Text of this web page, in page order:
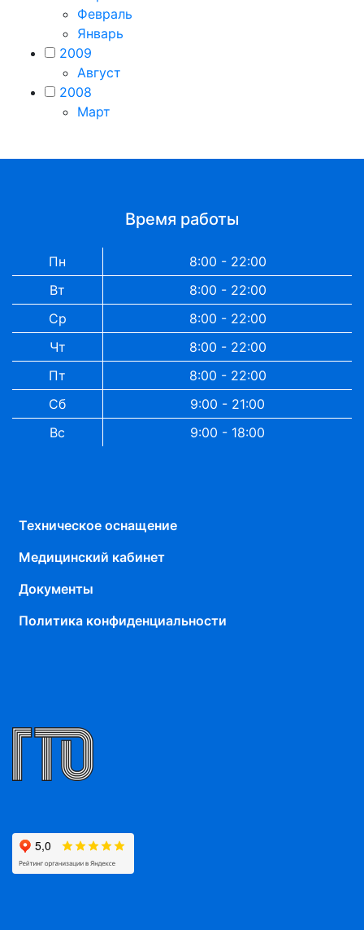
Февраль
Январь
2009
Август
2008
Март
Время работы
Пн
8:00 - 22:00
Вт
8:00 - 22:00
Ср
8:00 - 22:00
Чт
8:00 - 22:00
Пт
8:00 - 22:00
Сб
9:00 - 21:00
Вс
9:00 - 18:00
Техническое оснащение
Медицинский кабинет
Документы
Политика конфиденциальности